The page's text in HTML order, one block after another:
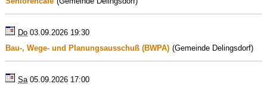
Do 03.09.2026 19:30
Bau-, Wege- und Planungsausschuß (BWPA) (Gemeinde Delingsdorf)
Sa05.09.2026 17:00